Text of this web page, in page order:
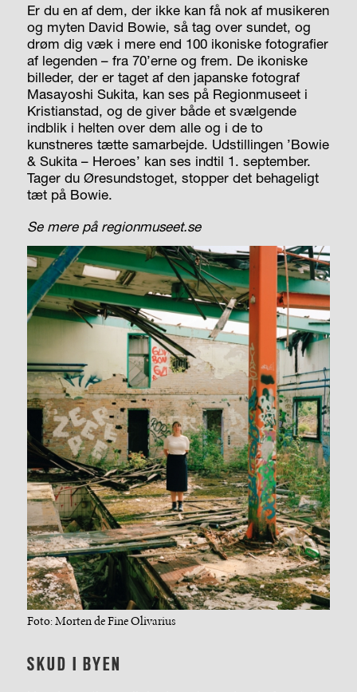
Er du en af dem, der ikke kan få nok af musikeren
og myten David Bowie, så tag over sundet, og
drøm dig væk i mere end 100 ikoniske fotografier
af legenden – fra 70’erne og frem. De ikoniske
billeder, der er taget af den japanske fotograf
Masayoshi Sukita, kan ses på Regionmuseet i
Kristianstad, og de giver både et svælgende
indblik i helten over dem alle og i de to
kunstneres tætte samarbejde. Udstillingen ’Bowie
& Sukita – Heroes’ kan ses indtil 1. september.
Tager du Øresundstoget, stopper det behageligt
tæt på Bowie.
Se mere på regionmuseet.se
Foto: Morten de Fine Olivarius
SKUD I BYEN